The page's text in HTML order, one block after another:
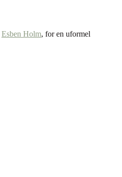
Esben Holm, for en uformel